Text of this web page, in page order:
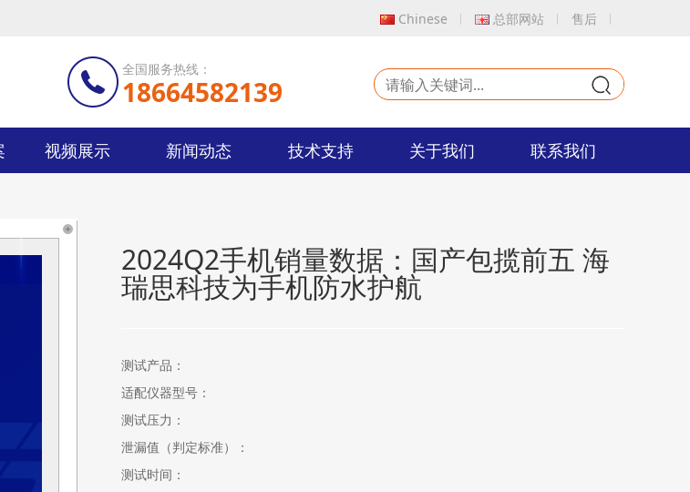
Chinese 总部网站 售后
全国服务热线：
18664582139
视频展示 新闻动态 技术支持 关于我们 联系我们
2024Q2手机销量数据：国产包揽前五 海
瑞思科技为手机防水护航
测试产品：
适配仪器型号：
测试压力：
泄漏值（判定标准）：
测试时间：